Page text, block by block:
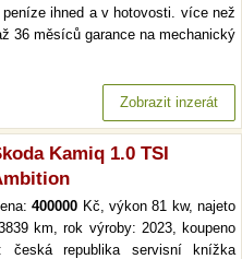
ihned a v hotovosti. více než
36 měsíců garance na mechanický
Zobrazit inzerát
Kamiq 1.0 TSI
400000 Kč, výkon 81 kw, najeto
km, rok výroby: 2023, koupeno
česká republika servisní knížka